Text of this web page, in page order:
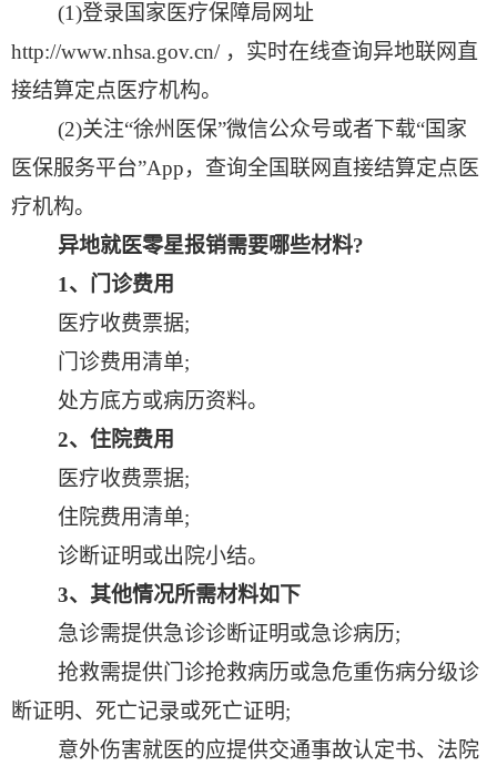
(1)登录国家医疗保障局网址
http://www.nhsa.gov.cn/ ，实时在线查询异地联网直
接结算定点医疗机构。
(2)关注“徐州医保”微信公众号或者下载“国家
医保服务平台”App，查询全国联网直接结算定点医
疗机构。
异地就医零星报销需要哪些材料?
1、门诊费用
医疗收费票据;
门诊费用清单;
处方底方或病历资料。
2、住院费用
医疗收费票据;
住院费用清单;
诊断证明或出院小结。
3、其他情况所需材料如下
急诊需提供急诊诊断证明或急诊病历;
抢救需提供门诊抢救病历或急危重伤病分级诊
断证明、死亡记录或死亡证明;
意外伤害就医的应提供交通事故认定书、法院